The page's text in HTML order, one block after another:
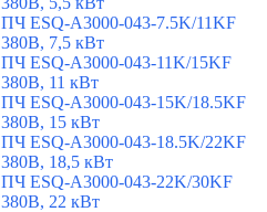
ПЧ ESQ-A3000-043-7.5K/11KF
380В, 7,5 кВт
ПЧ ESQ-A3000-043-11K/15KF
380В, 11 кВт
ПЧ ESQ-A3000-043-15K/18.5KF
380В, 15 кВт
ПЧ ESQ-A3000-043-18.5K/22KF
380В, 18,5 кВт
ПЧ ESQ-A3000-043-22K/30KF
380В, 22 кВт